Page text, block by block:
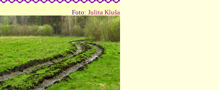
Foto: Julita Kluša